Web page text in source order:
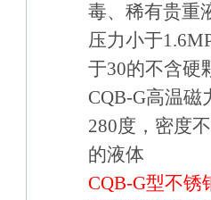
毒、稀有贵重
压力小于
于30的不含硬
CQB-G高温磁
280度，密度
的液体
CQB-G型不锈